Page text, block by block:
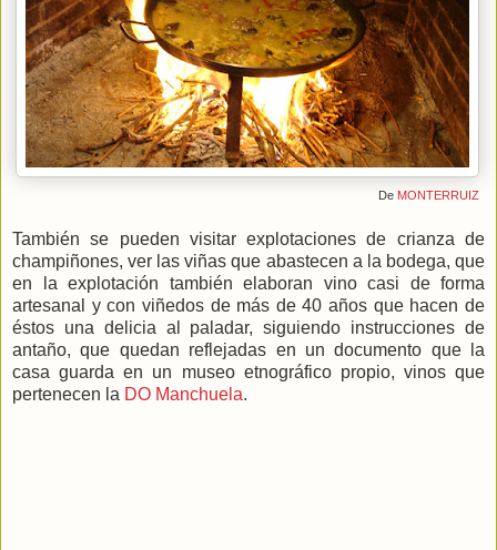
De MONTERRUIZ
También se pueden visitar explotaciones de crianza de
champiñones, ver las viñas que abastecen a la bodega, que
en la explotación también elaboran vino casi de forma
artesanal y con viñedos de más de 40 años que hacen de
éstos una delicia al paladar, siguiendo instrucciones de
antaño, que quedan reflejadas en un documento que la
casa guarda en un museo etnográfico propio, vinos que
pertenecen la DO Manchuela.